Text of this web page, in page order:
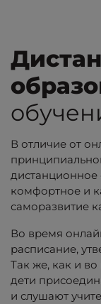
В отличие от
дистанционное
комфортное и
саморазвитие
Во время
расписание,
Так же, как и
дети
и слушают